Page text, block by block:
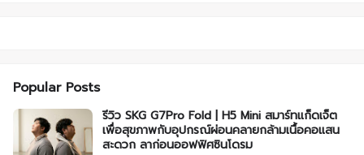
Popular Posts
รีวิว SKG G7Pro Fold | H5 Mini สมาร์ทแก็ดเจ็ต
เพื่อสุขภาพกับอุปกรณ์ผ่อนคลายกล้ามเนื้อคอแสน
สะดวก ลาก่อนออฟฟิศซินโดรม